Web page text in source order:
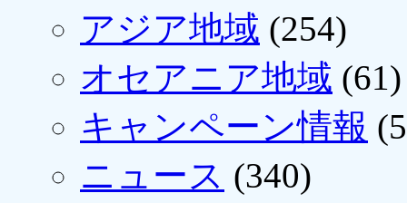
アジア地域 (254)
オセアニア地域 (61)
キャンペーン情報
ニュース (340)